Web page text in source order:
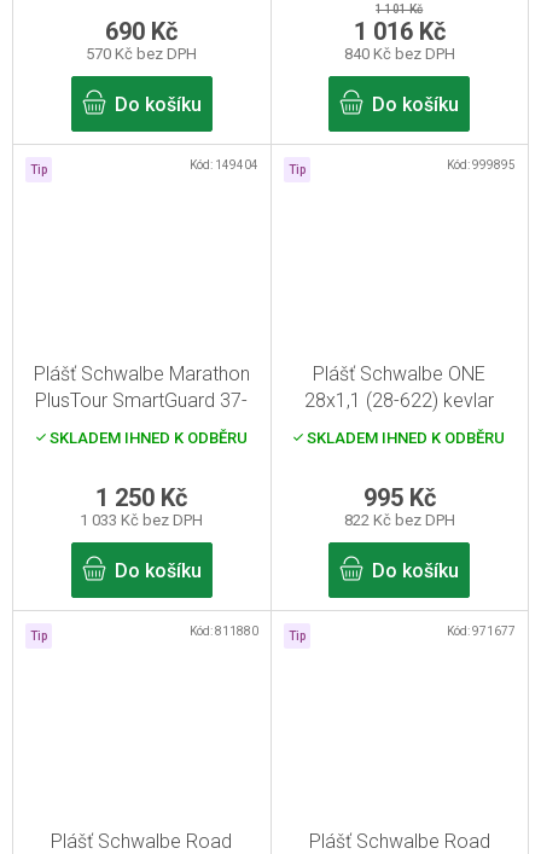
570 Kč bez DPH
690 Kč
Do košíku
1 101 Kč
840 Kč bez DPH
1 016 Kč
Do košíku
Tip
Plášť Schwalbe Marathon
PlusTour SmartGuard 37-
622
SKLADEM IHNED K ODBĚRU
1 033 Kč bez DPH
1 250 Kč
Do košíku
Kód: 149404 Tip
Plášť Schwalbe ONE
28x1,1 (28-622) kevlar
skládací
SKLADEM IHNED K ODBĚRU
822 Kč bez DPH
995 Kč
Do košíku
Kód:999895
Tip
Plášť Schwalbe Road
Kód:811880 Tip
Plášť Schwalbe Road
Kód:971677